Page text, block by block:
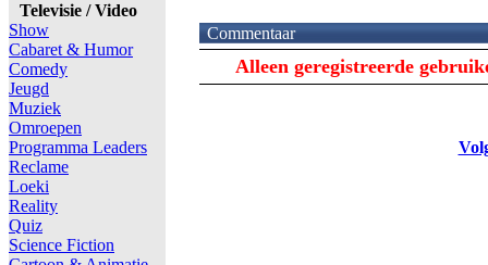
Televisie / Video
Show
Cabaret & Humor
Comedy
Jeugd
Muziek
Omroepen
Programma Leaders
Reclame
Loeki
Reality
Quiz
Science Fiction
Commentaar
Alleen geregistreerde